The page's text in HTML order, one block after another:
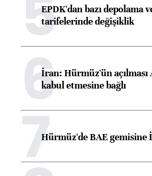
5EPDK'dan bazı depolama
tarifelerinde değişiklik
6İran: Hürmüz'ün açılması
kabul etmesine bağlı
7Hürmüz'de BAE gemisine